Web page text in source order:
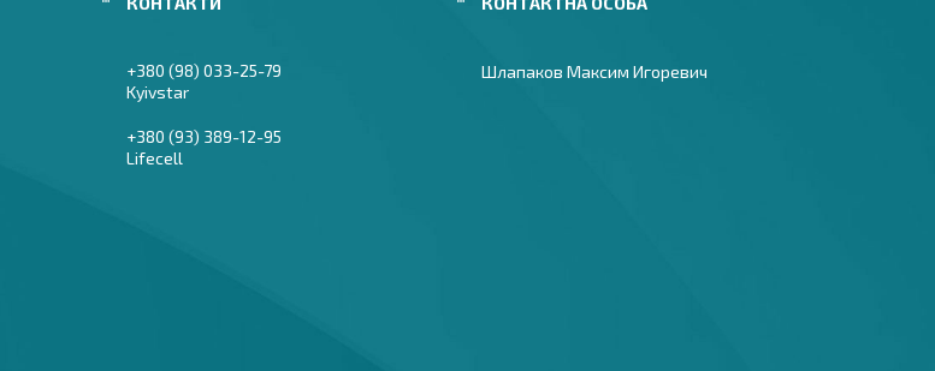
+380 (98) 033-25-79
Kyivstar
+380 (93) 389-12-95
Lifecell
Шлапаков Максим Игоревич